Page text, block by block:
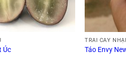
Úc
TRÁI CÂY
Táo Envy